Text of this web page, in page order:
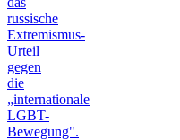
russische
Extremismus-
Urteil
gegen
die
„internationale
LGBT-
Bewegung".